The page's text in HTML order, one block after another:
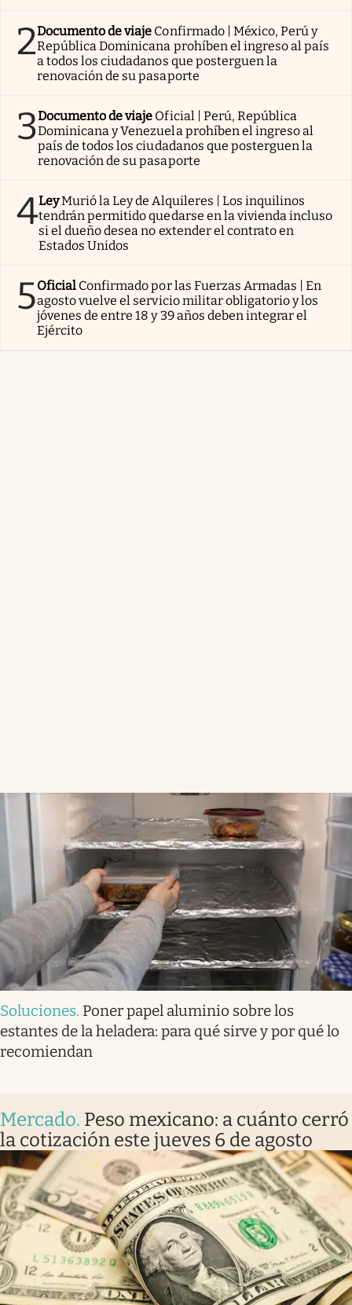
2Documento de viaje Confirmado | México, Perú y
República Dominicana prohíben el ingreso al país
a todos los ciudadanos que posterguen la
renovación de su pasaporte
3Documento de viaje Oficial | Perú, República
Dominicana y Venezuela prohíben el ingreso al
país de todos los ciudadanos que posterguen la
renovación de su pasaporte
4LeyMurió la Ley de Alquileres | Los inquilinos
tendrán permitido quedarse en la vivienda incluso
si el dueño desea no extender el contrato en
Estados Unidos
5Oficial Confirmado por las Fuerzas Armadas | En
agosto vuelve el servicio militar obligatorio y los
jóvenes de entre 18 y 39 años deben integrar el
Ejército
Soluciones. Poner papel aluminio sobre los
estantes de la heladera: para qué sirve y por qué lo
recomiendan
Mercado. Peso mexicano: a cuánto cerró
la cotización este jueves 6 de agosto